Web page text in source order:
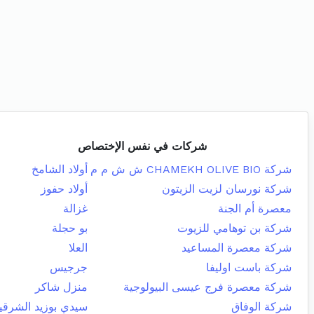
شركات في نفس الإختصاص
شركة CHAMEKH OLIVE BIO ش ش م م
أولاد الشامخ
شركة نورسان لزيت الزيتون
أولاد حفوز
معصرة أم الجنة
غزالة
شركة بن توهامي للزيوت
بو حجلة
شركة معصرة المساعيد
العلا
شركة باست اوليفا
جرجيس
شركة معصرة فرج عيسى البيولوجية
منزل شاكر
شركة الوفاق
سيدي بوزيد